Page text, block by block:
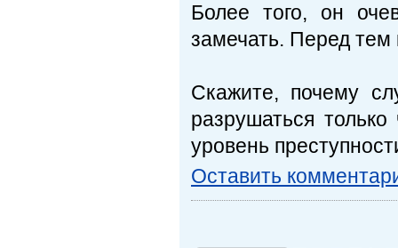
Более того, он
замечать. Перед тем
Скажите, почему
разрушаться
уровень
Оставить